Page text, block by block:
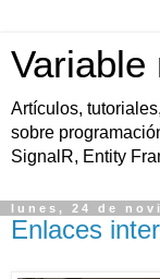
Variable
Artículos,
sobre
SignalR, Entity
lunes, 24 de
Enlaces